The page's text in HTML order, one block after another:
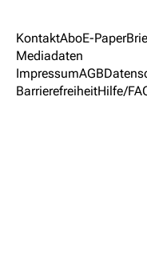
KontaktAboE-Paper
Mediadaten
ImpressumAGB
BarrierefreiheitHilfe/